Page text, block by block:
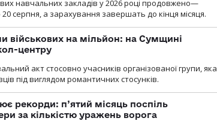
навчальних закладів у 2026 році продовжено—
серпня, а зарахування завершать до кінця місяця.
військових на мільйон: на Сумщині
центру
акт стосовно учасників організованої групи, яка
під виглядом романтичних стосунків.
рекорди: п’ятий місяць поспіль
за кількістю уражень ворога